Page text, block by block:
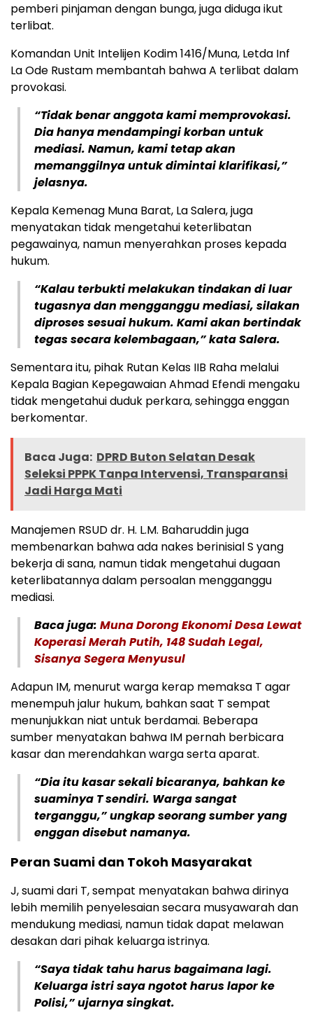
pemberi pinjaman dengan bunga, juga diduga ikut
terlibat.
Komandan Unit Intelijen Kodim 1416/Muna, Letda Inf
La Ode Rustam membantah bahwa A terlibat dalam
provokasi.
“Tidak benar anggota kami memprovokasi.
Dia hanya mendampingi korban untuk
mediasi. Namun, kami tetap akan
memanggilnya untuk dimintai klarifikasi,”
jelasnya.
Kepala Kemenag Muna Barat, La Salera, juga
menyatakan tidak mengetahui keterlibatan
pegawainya, namun menyerahkan proses kepada
hukum.
“Kalau terbukti melakukan tindakan di luar
tugasnya dan mengganggu mediasi, silakan
diproses sesuai hukum. Kami akan bertindak
tegas secara kelembagaan,” kata Salera.
Sementara itu, pihak Rutan Kelas IIB Raha melalui
Kepala Bagian Kepegawaian Ahmad Efendi mengaku
tidak mengetahui duduk perkara, sehingga enggan
berkomentar.
Baca Juga: DPRD Buton Selatan Desak
Seleksi PPPK Tanpa Intervensi, Transparansi
Jadi Harga Mati
Manajemen RSUD dr. H. L.M. Baharuddin juga
membenarkan bahwa ada nakes berinisial S yang
bekerja di sana, namun tidak mengetahui dugaan
keterlibatannya dalam persoalan mengganggu
mediasi.
Baca juga: Muna Dorong Ekonomi Desa Lewat
Koperasi Merah Putih, 148 Sudah Legal,
Sisanya Segera Menyusul
Adapun IM, menurut warga kerap memaksa T agar
menempuh jalur hukum, bahkan saat T sempat
menunjukkan niat untuk berdamai. Beberapa
sumber menyatakan bahwa IM pernah berbicara
kasar dan merendahkan warga serta aparat.
“Dia itu kasar sekali bicaranya, bahkan ke
suaminya T sendiri. Warga sangat
terganggu,” ungkap seorang sumber yang
enggan disebut namanya.
Peran Suami dan Tokoh Masyarakat
J, suami dari T, sempat menyatakan bahwa dirinya
lebih memilih penyelesaian secara musyawarah dan
mendukung mediasi, namun tidak dapat melawan
desakan dari pihak keluarga istrinya.
“Saya tidak tahu harus bagaimana lagi.
Keluarga istri saya ngotot harus lapor ke
Polisi,” ujarnya singkat.